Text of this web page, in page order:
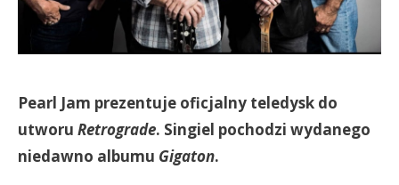
Pearl Jam prezentuje oficjalny teledysk do
utworu Retrograde. Singiel pochodzi wydanego
niedawno albumu Gigaton.